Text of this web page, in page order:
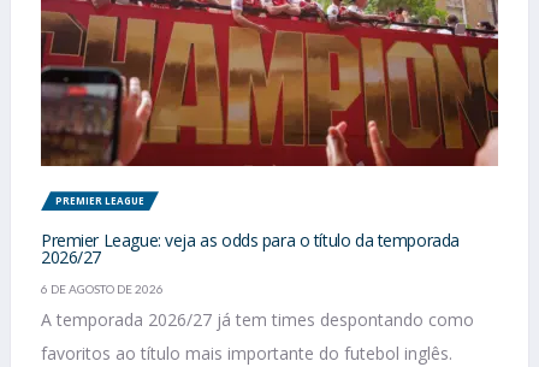
PREMIER LEAGUE
Premier League: veja as odds para o título da temporada
2026/27
6 DE AGOSTO DE 2026
A temporada 2026/27 já tem times despontando como
favoritos ao título mais importante do futebol inglês.